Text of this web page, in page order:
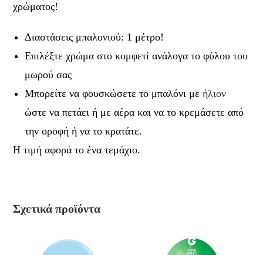
χρώματος!
Διαστάσεις μπαλονιού: 1 μέτρο!
Επιλέξτε χρώμα στο κομφετί ανάλογα το φύλου του
μωρού σας
Μπορείτε να φουσκώσετε το μπαλόνι μεήλιον
ώστε να πετάει ή με αέρα και να το κρεμάσετε από
την οροφή ή να το κρατάτε.
Η τιμή αφορά το ένα τεμάχιο.
Σχετικά προϊόντα